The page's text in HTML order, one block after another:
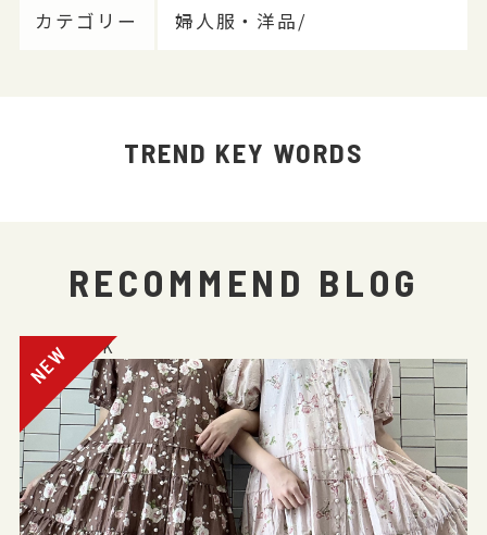
カテゴリー 婦人服・洋品/
TREND KEY WORDS
RECOMMEND BLOG
電話注文OK